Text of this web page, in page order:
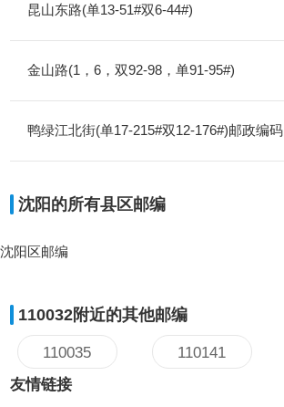
昆山东路(单13-51#双6-44#)
金山路(1，6，双92-98，单91-95#)
鸭绿江北街(单17-215#双12-176#)邮政编码
沈阳的所有县区邮编
沈阳区邮编
110032附近的其他邮编
110035
110141
友情链接